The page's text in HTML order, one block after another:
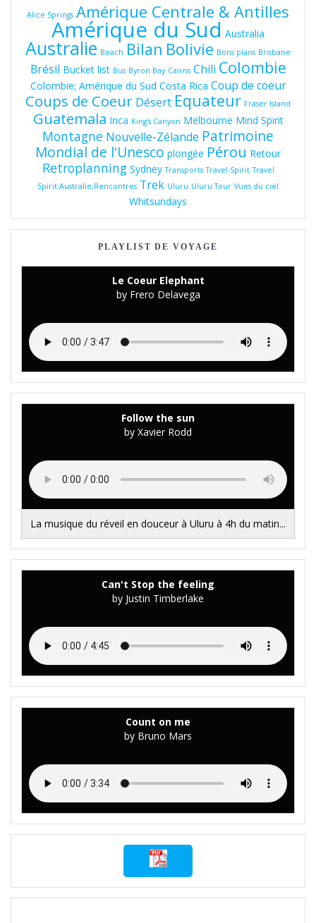
Alice Springs Amérique Centrale & Antilles
Amérique du Sud Australia
Australie Beach Bilan Bolivie Bons plans Brisbane
Brésil Bucket list Bus Byron Bay Cairns Chili Colombie
Colombie; Amérique du Sud Costa Rica Coup de coeur
Coups de Coeur Désert Equateur Fraser Island
Guatemala Inca King's Canyon Melbourne Mind Spirit
Montagne Nouvelle-Zélande Patrimoine
Mondial de l'Unesco plongée Pérou Retour
Retroplanning Sydney Transports Travel Spirit Travel
Spirit;Australie;Rencontres Trek Uluru Uluru Tour Vues du ciel
Whitsundays
PLAYLIST DE VOYAGE
Le Coeur Elephant
by Frero Delavega
Follow the sun
by Xavier Rodd
La musique du réveil en douceur à Uluru à 4h du matin...
Can't Stop the feeling
by Justin Timberlake
Count on me
by Bruno Mars